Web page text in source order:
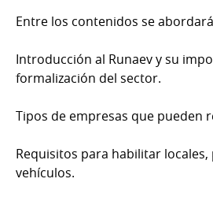
Entre los contenidos se
Introducción al Runaev y su
formalización del sector.
Tipos de empresas que pueden
Requisitos para habilitar
vehículos.